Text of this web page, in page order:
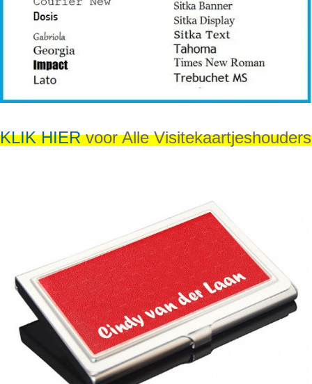
KLIK HIERvoor Alle Visitekaartjeshouders